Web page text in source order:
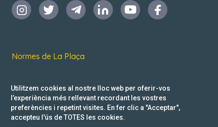
Normes de La Plaça
Política de privacitat
Reclamacions
Utilitzem cookies al nostre lloc web per oferir-vos
l’experiència més rellevant recordant les vostres
preferències i repetint visites. En fer clic a "Acceptar",
accepteu l'ús de TOTES les cookies.